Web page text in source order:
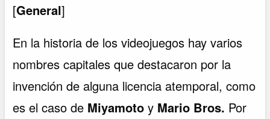
[General]
En la historia de los videojuegos hay varios
nombres capitales que destacaron por la
invención de alguna licencia atemporal, como
es el caso de Miyamotoy Mario Bros. Por